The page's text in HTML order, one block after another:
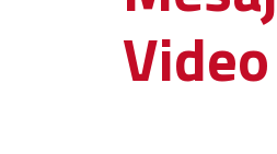
Video